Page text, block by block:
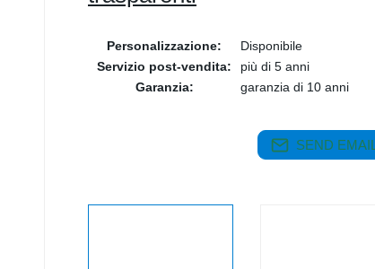
Personalizzazione:
Disponibile
Servizio post-vendita:
più di 5 anni
Garanzia:
garanzia di 10 anni
SEND